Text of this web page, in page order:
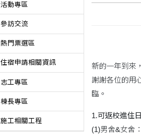
活動專區
參訪交流
熱門票選區
住宿申請相關資訊
志工專區
棟長專區
施工相關工程
新的一年到來
謝謝各位的用
臨。
1.可返校進住日
(1)男舍&女舍：